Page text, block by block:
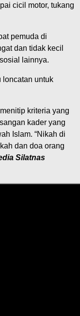
cicil motor, tukang
pemuda di
dan tidak kecil
lainnya.
loncatan untuk
kriteria yang
kader yang
Islam. “Nikah di
dan doa orang
Silatnas